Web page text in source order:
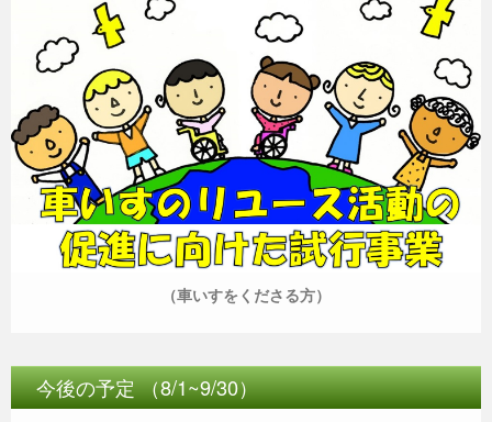
（車いすをくださる方）
今後の予定 （8/1~9/30）